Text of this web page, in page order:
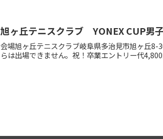
旭ヶ丘テニスクラブ YONEX CUP男子
会場旭ヶ丘テニスクラブ岐阜県多治見市旭ヶ丘
らは出場できません。祝！卒業エントリー代